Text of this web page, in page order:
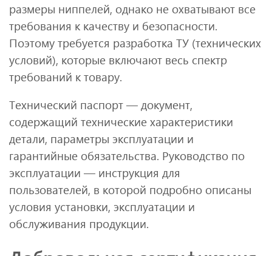
размеры ниппелей, однако не охватывают все
требования к качеству и безопасности.
Поэтому требуется разработка ТУ (технических
условий), которые включают весь спектр
требований к товару.
Технический паспорт — документ,
содержащий технические характеристики
детали, параметры эксплуатации и
гарантийные обязательства. Руководство по
эксплуатации — инструкция для
пользователей, в которой подробно описаны
условия установки, эксплуатации и
обслуживания продукции.